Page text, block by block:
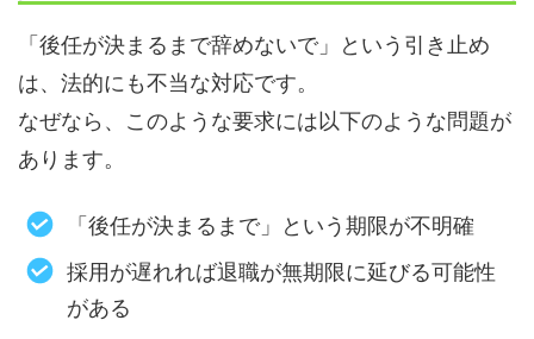
「後任が決まるまで辞めないで」という引き止め
は、法的にも不当な対応です。
なぜなら、このような要求には以下のような問題が
あります。
「後任が決まるまで」という期限が不明確
採用が遅れれば退職が無期限に延びる可能性
がある